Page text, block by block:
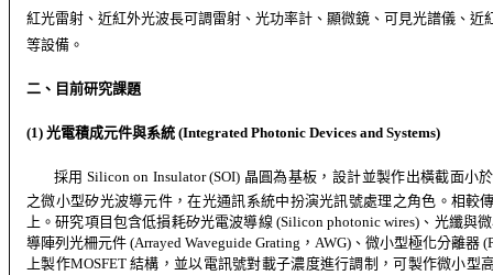
紅光雷射、近紅外光波長可調雷射、光功率計、顯微鏡、可見光譜儀、
等設備。
二、目前研究課題
(1) 光電積成元件與系統 (Integrated Photonic Devices and Systems)
採用 Silicon on Insulator (SOI) 晶圓為基板，設計並製作出橫截面小於
之微小型矽光波導元件，在光通訊系統中扮演光訊號處理之角色。相較
上。研究項目包含低損耗矽光電波導線 (Silicon photonic wires) 、光纖與
導陣列光柵元件 (Arrayed Waveguide Grating ， AWG) 、微小型極化分離器
上製作MOSFET結構，並以電訊號對載子濃度進行調制，可製作微小型